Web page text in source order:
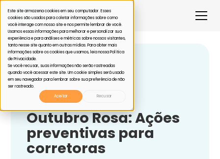
Este site armazena cookies em seu computador. Esses
cookies são usados para coletar informações sobre como
você interage com nosso site e nos permite lembrar de você.
Usamos essas informações para melhorar e personalizar sua
experiência e para análises e métricas sobre nossos visitantes,
tanto nesse site quanto em outras mídias. Para obter mais
informações sobre os cookies que usamos, leia nossa Política
de Privacidade.
Se você recusar, suas informações não serão rastreadas
quando você acessar este site. Um cookie simples será usado
em seu navegador para lembrar sobre sua preferência de não
ser rastreado.
Aceitar
Recusar
Voltar
Corretoras de saúde
Outubro Rosa: Ações
preventivas para
corretoras